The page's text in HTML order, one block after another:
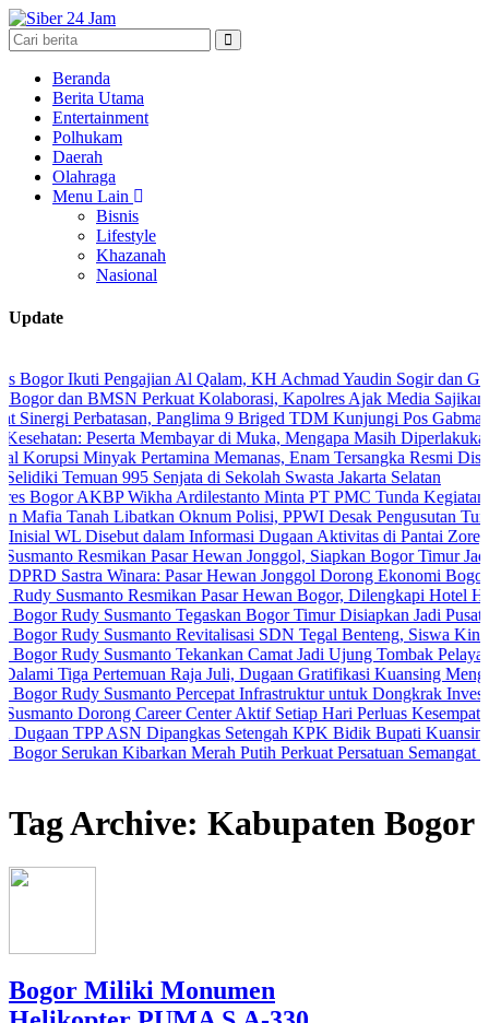
Beranda
Berita Utama
Entertainment
Polhukam
Daerah
Olahraga
Menu Lain
Bisnis
Lifestyle
Khazanah
Nasional
Update
Pengajian Al Qalam, KH Achmad Yaudin Sogir dan Gus Sholeh
BMSN Perkuat Kolaborasi, Kapolres Ajak Media Sajikan Informasi
Panglima 9 Briged TDM Kunjungi Pos Gabma Temajuk
Peserta Membayar di Muka, Mengapa Masih Diperlakukan Berbeda?
Pertamina Memanas, Enam Tersangka Resmi Diseret ke
995 Senjata di Sekolah Swasta Jakarta Selatan
Wikha Ardilestanto Minta PT PMC Tunda Kegiatan Demi
Libatkan Oknum Polisi, PPWI Desak Pengusutan Tuntas Kasus
Disebut dalam Informasi Dugaan Aktivitas di Pantai Zore, Bea
Pasar Hewan Jonggol, Siapkan Bogor Timur Jadi Pusat
Winara: Pasar Hewan Jonggol Dorong Ekonomi Bogor Timur
Resmikan Pasar Hewan Bogor, Dilengkapi Hotel Hewan dan
Susmanto Tegaskan Bogor Timur Disiapkan Jadi Pusat
Susmanto Revitalisasi SDN Tegal Benteng, Siswa Kini Belajar
Susmanto Tekankan Camat Jadi Ujung Tombak Pelayanan
Pertemuan Raja Juli, Dugaan Gratifikasi Kuansing Menguat
Susmanto Percepat Infrastruktur untuk Dongkrak Investasi
Career Center Aktif Setiap Hari Perluas Kesempatan Kerja
ASN Dipangkas Setengah KPK Bidik Bupati Kuansing
Kibarkan Merah Putih Perkuat Persatuan Semangat
Tag Archive: Kabupaten Bogor
Bogor Miliki Monumen